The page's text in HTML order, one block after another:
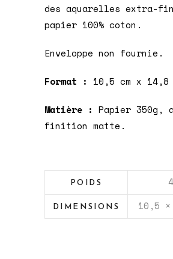
des aquarelles extra-
papier 100% coton.
Enveloppe non fournie.
Format : 10,5 cm x 14,8
Matière : Papier 350g,
finition matte.
POIDS
DIMENSIONS 10,5 ×